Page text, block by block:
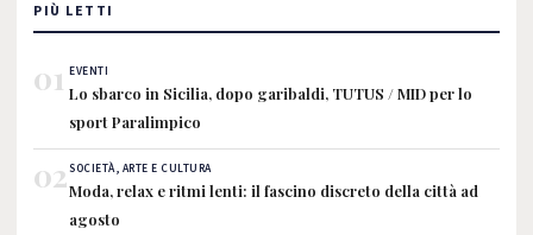
PIÙ LETTI
01 EVENTI
Lo sbarco in Sicilia, dopo garibaldi, TUTUS / MID per lo
sport Paralimpico
02SOCIETÀ, ARTE E CULTURA
Moda, relax e ritmi lenti: il fascino discreto della città ad
agosto